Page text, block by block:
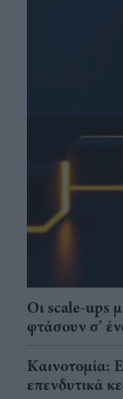
Οι scale-ups
φτάσουν σ'
Καινοτομία:
επενδυτικά